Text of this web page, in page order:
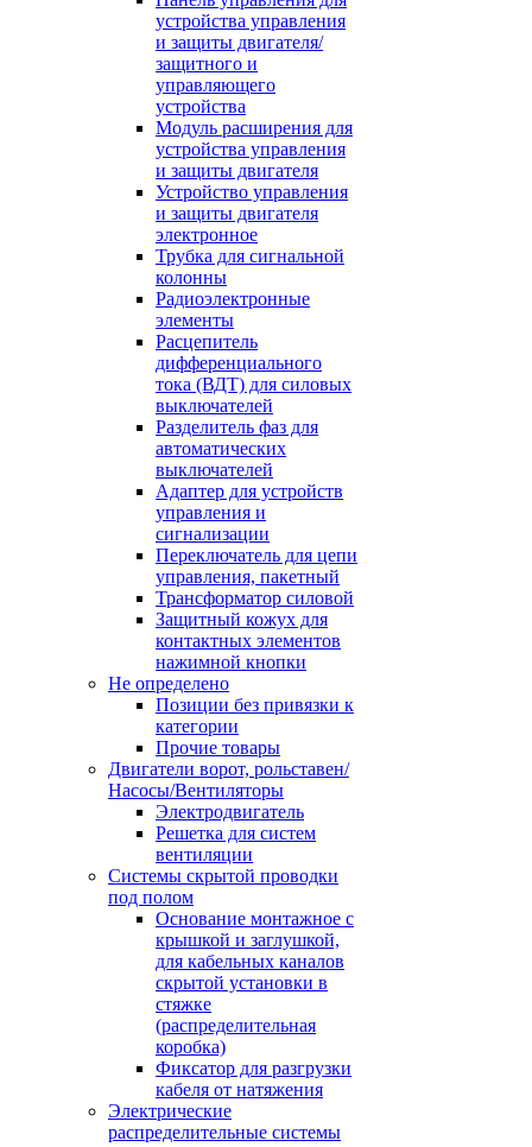
устройства управления
и защиты двигателя/
защитного и
управляющего
устройства
Модуль расширения для
устройства управления
и защиты двигателя
Устройство управления
и защиты двигателя
электронное
Трубка для сигнальной
колонны
Радиоэлектронные
элементы
Расцепитель
дифференциального
тока (ВДТ) для силовых
выключателей
Разделитель фаз для
автоматических
выключателей
Адаптер для устройств
управления и
сигнализации
Переключатель для цепи
управления, пакетный
Трансформатор силовой
Защитный кожух для
контактных элементов
нажимной кнопки
Не определено
Позиции без привязки к
категории
Прочие товары
Двигатели ворот, рольставен/
Насосы/Вентиляторы
Электродвигатель
Решетка для систем
вентиляции
Системы скрытой проводки
под полом
Основание монтажное с
крышкой и заглушкой,
для кабельных каналов
скрытой установки в
стяжке
(распределительная
коробка)
Фиксатор для разгрузки
кабеля от натяжения
Электрические
распределительные системы